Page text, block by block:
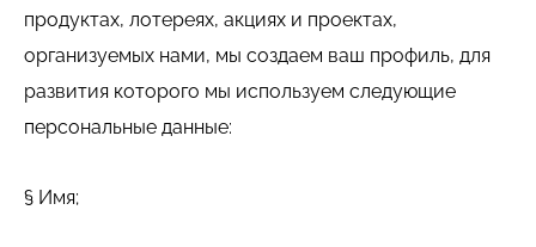
продуктах, лотереях, акциях и проектах,
организуемых нами, мы создаем ваш профиль, для
развития которого мы используем следующие
персональные данные:
§ Имя;